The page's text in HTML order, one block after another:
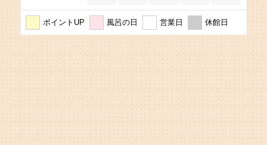
ポイントUP 風呂の日 営業日 休館日